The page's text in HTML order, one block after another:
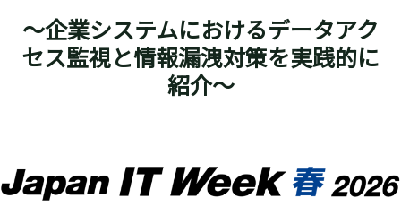
～企業システムにおけるデータアク
セス監視と情報漏洩対策を実践的に
紹介～